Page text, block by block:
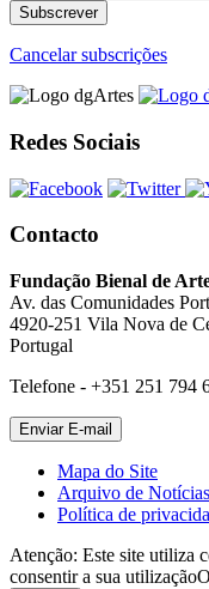
Cancelar subscrições
Redes Sociais
Contacto
Fundação Bienal de
Av. das Comunidades
4920-251 Vila Nova de
Portugal
Telefone - +351 251 794
Mapa do Site
Arquivo de Notícias
Política de
Atenção: Este site utiliza
consentir a sua utilização